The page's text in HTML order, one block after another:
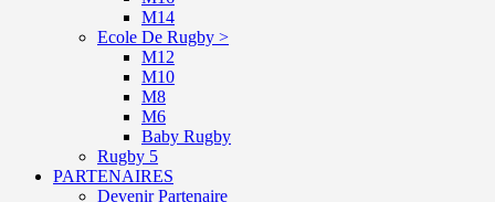
M14
Ecole De Rugby >
M12
M10
M8
M6
Baby Rugby
Rugby 5
PARTENAIRES
Devenir Partenaire